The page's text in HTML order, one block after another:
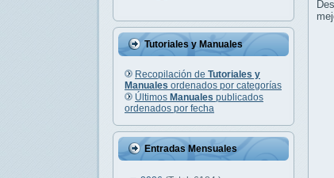
Tutoriales y Manuales
Recopilación de Tutoriales y
Manuales ordenados por categorías
Últimos Manuales publicados
ordenados por fecha
Entradas Mensuales